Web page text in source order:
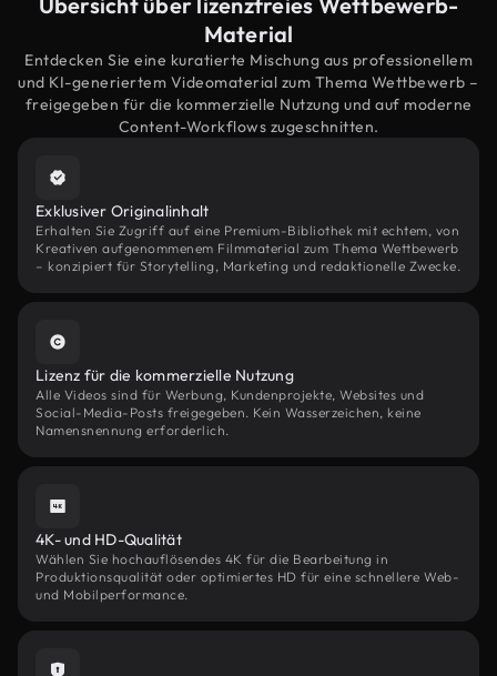
Material
Entdecken Sie eine kuratierte Mischung aus professionellem
und KI-generiertem Videomaterial zum Thema Wettbewerb –
freigegeben für die kommerzielle Nutzung und auf moderne
Content-Workflows zugeschnitten.
Exklusiver Originalinhalt
Erhalten Sie Zugriff auf eine Premium-Bibliothek mit echtem, von
Kreativen aufgenommenem Filmmaterial zum Thema Wettbewerb
– konzipiert für Storytelling, Marketing und redaktionelle Zwecke.
Lizenz für die kommerzielle Nutzung
Alle Videos sind für Werbung, Kundenprojekte, Websites und
Social-Media-Posts freigegeben. Kein Wasserzeichen, keine
Namensnennung erforderlich.
4K- und HD-Qualität
Wählen Sie hochauflösendes 4K für die Bearbeitung in
Produktionsqualität oder optimiertes HD für eine schnellere Web-
und Mobilperformance.